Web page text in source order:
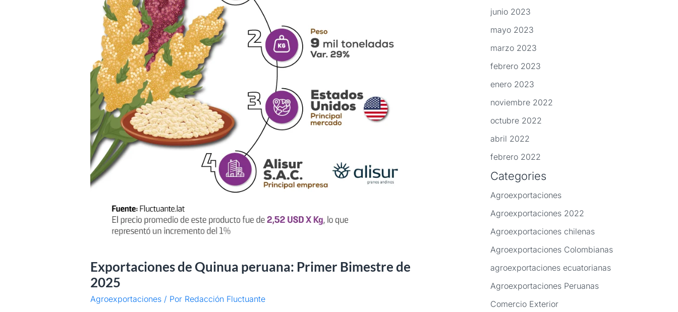
Exportaciones de Quinua peruana: Primer Bimestre de
2025
Agroexportaciones/ Por Redacción Fluctuante
junio 2023
mayo 2023
marzo 2023
febrero 2023
enero 2023
noviembre 2022
octubre 2022
abril 2022
febrero 2022
Categories
Agroexportaciones
Agroexportaciones 2022
Agroexportaciones chilenas
Agroexportaciones Colombianas
agroexportaciones ecuatorianas
Agroexportaciones Peruanas
Comercio Exterior